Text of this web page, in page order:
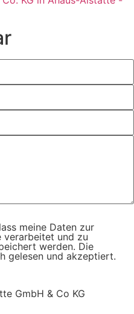
meine Daten zur
verarbeitet und zu
werden. Die
gelesen und akzeptiert.
GmbH & Co KG